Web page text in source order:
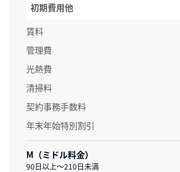
初期費用他
賃料
管理費
光熱費
清掃料
契約事務手数料
年末年始特別割引
M（ミドル料金）
90日以上～210日未満